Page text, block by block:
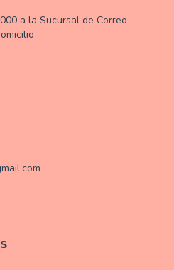
a la Sucursal de Correo